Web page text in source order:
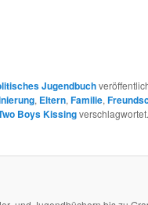
Jugendbuch
, Eltern, Familie,
Boys Kissingverschlagwortet.